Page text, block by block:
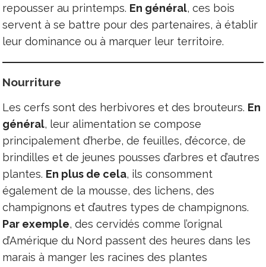
repousser au printemps. En général, ces bois
servent à se battre pour des partenaires, à établir
leur dominance ou à marquer leur territoire.
Nourriture
Les cerfs sont des herbivores et des brouteurs. En
général, leur alimentation se compose
principalement d’herbe, de feuilles, d’écorce, de
brindilles et de jeunes pousses d’arbres et d’autres
plantes. En plus de cela, ils consomment
également de la mousse, des lichens, des
champignons et d’autres types de champignons.
Par exemple, des cervidés comme l’orignal
d’Amérique du Nord passent des heures dans les
marais à manger les racines des plantes